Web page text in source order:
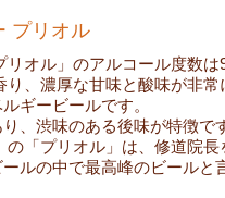
プリオル
リオル」のアルコール度数は
り、濃厚な甘味と酸味が非常
ギービールです。
、渋味のある後味が特徴で
の「プリオル」は、修道院長
ールの中で最高峰のビールと